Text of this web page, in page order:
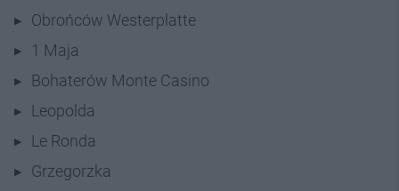
Obrońców Westerplatte
1 Maja
Bohaterów Monte Casino
Leopolda
Le Ronda
Grzegorzka